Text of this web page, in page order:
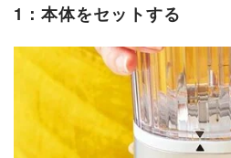
1：本体をセットする